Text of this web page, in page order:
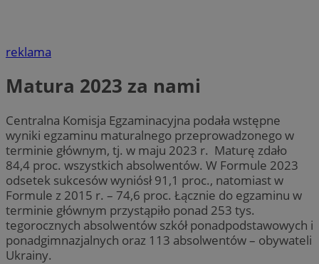
reklama
Matura 2023 za nami
Centralna Komisja Egzaminacyjna podała wstępne
wyniki egzaminu maturalnego przeprowadzonego w
terminie głównym, tj. w maju 2023 r. Maturę zdało
84,4 proc. wszystkich absolwentów. W Formule 2023
odsetek sukcesów wyniósł 91,1 proc., natomiast w
Formule z 2015 r. – 74,6 proc. Łącznie do egzaminu w
terminie głównym przystąpiło ponad 253 tys.
tegorocznych absolwentów szkół ponadpodstawowych i
ponadgimnazjalnych oraz 113 absolwentów – obywateli
Ukrainy.